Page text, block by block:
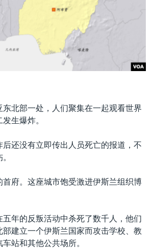
东北部一处，人们聚集在一起观看世界
生爆炸。
还没有立即传出人员死亡的报道，不
首府。这座城市饱受激进伊斯兰组织博
年的反叛活动中杀死了数千人，他们
部建立一个伊斯兰国家而攻击学校、教
站和其他公共场所。